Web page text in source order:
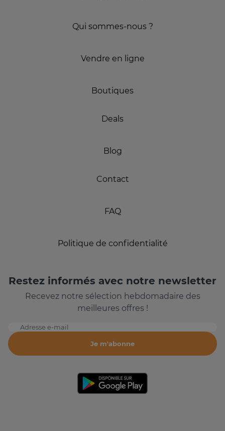
Qui sommes-nous ?
Vendre en ligne
Boutiques
Deals
Blog
Contact
FAQ
Politique de confidentialité
Restez informés avec notre newsletter
Recevez notre sélection hebdomadaire des
meilleures offres !
Adresse e-mail
Je m'abonne